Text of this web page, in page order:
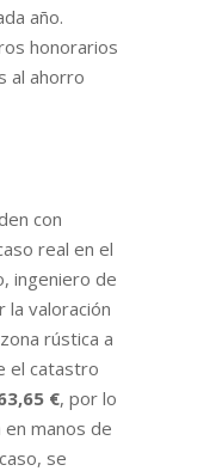
año.
honorarios
al ahorro
con
real en el
ingeniero de
la valoración
rústica a
el catastro
€, por lo
manos de
se